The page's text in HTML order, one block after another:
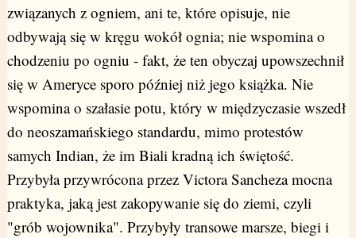
związanych z ogniem, ani te, które opisuje, nie
odbywają się w kręgu wokół ognia; nie wspomina o
chodzeniu po ogniu - fakt, że ten obyczaj upowszechnił
się w Ameryce sporo później niż jego książka. Nie
wspomina o szałasie potu, który w międzyczasie wszedł
do neoszamańskiego standardu, mimo protestów
samych Indian, że im Biali kradną ich świętość.
Przybyła przywrócona przez Victora Sancheza mocna
praktyka, jaką jest zakopywanie się do ziemi, czyli
"grób wojownika". Przybyły transowe marsze, biegi i